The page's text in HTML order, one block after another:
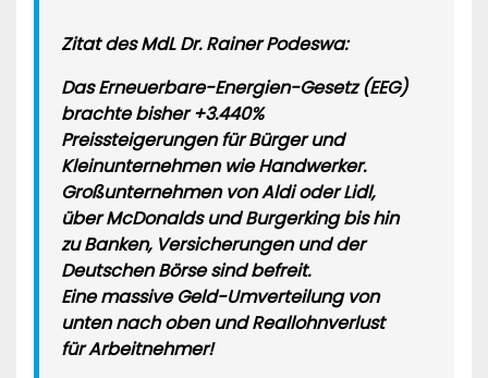
Zitat des MdL Dr. Rainer Podeswa:
Das Erneuerbare-Energien-Gesetz (EEG)
brachte bisher +3.440%
Preissteigerungen für Bürger und
Kleinunternehmen wie Handwerker.
Großunternehmen von Aldi oder Lidl,
über McDonalds und Burgerking bis hin
zu Banken, Versicherungen und der
Deutschen Börse sind befreit.
Eine massive Geld-Umverteilung von
unten nach oben und Reallohnverlust
für Arbeitnehmer!